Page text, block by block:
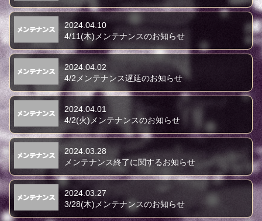
2024.04.10
4/11(木)メンテナンスのお知らせ
2024.04.02
4/2メンテナンス遅延のお知らせ
2024.04.01
4/2(火)メンテナンスのお知らせ
2024.03.28
メンテナンス終了に関するお知らせ
2024.03.27
3/28(木)メンテナンスのお知らせ